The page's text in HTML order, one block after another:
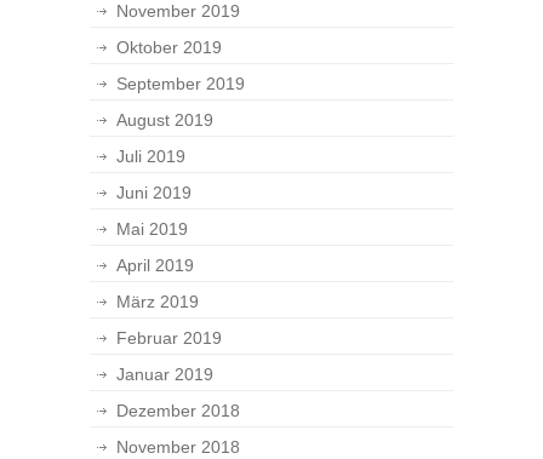
November 2019
Oktober 2019
September 2019
August 2019
Juli 2019
Juni 2019
Mai 2019
April 2019
März 2019
Februar 2019
Januar 2019
Dezember 2018
November 2018